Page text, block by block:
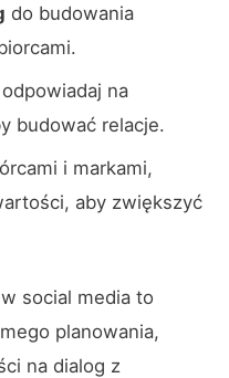
do budowania
na
budować relacje.
i markami,
aby zwiększyć
social media to
planowania,
na dialog z